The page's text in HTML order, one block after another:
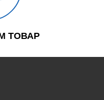
ТОВАР